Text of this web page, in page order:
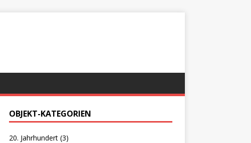
OBJEKT-KATEGORIEN
20. Jahrhundert (3)